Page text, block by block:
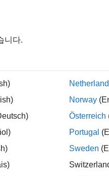
니다.
Norway
Österreich
Portugal
Sweden